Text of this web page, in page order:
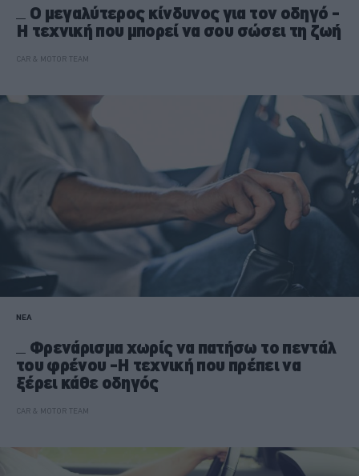
O μεγαλύτερος κίνδυνος για τον οδηγό -
Η τεχνική που μπορεί να σου σώσει τη ζωή
CAR & MOTOR TEAM
ΝΕΑ
Φρενάρισμα χωρίς να πατήσω το πεντάλ
του φρένου -Η τεχνική που πρέπει να
ξέρει κάθε οδηγός
CAR & MOTOR TEAM